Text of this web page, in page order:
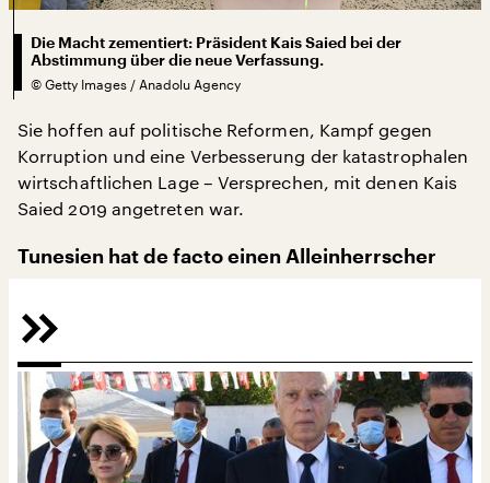
Die Macht zementiert: Präsident Kais Saied bei der
Abstimmung über die neue Verfassung.
© Getty Images / Anadolu Agency
Sie hoffen auf politische Reformen, Kampf gegen
Korruption und eine Verbesserung der katastrophalen
wirtschaftlichen Lage – Versprechen, mit denen Kais
Saied 2019 angetreten war.
Tunesien hat de facto einen Alleinherrscher